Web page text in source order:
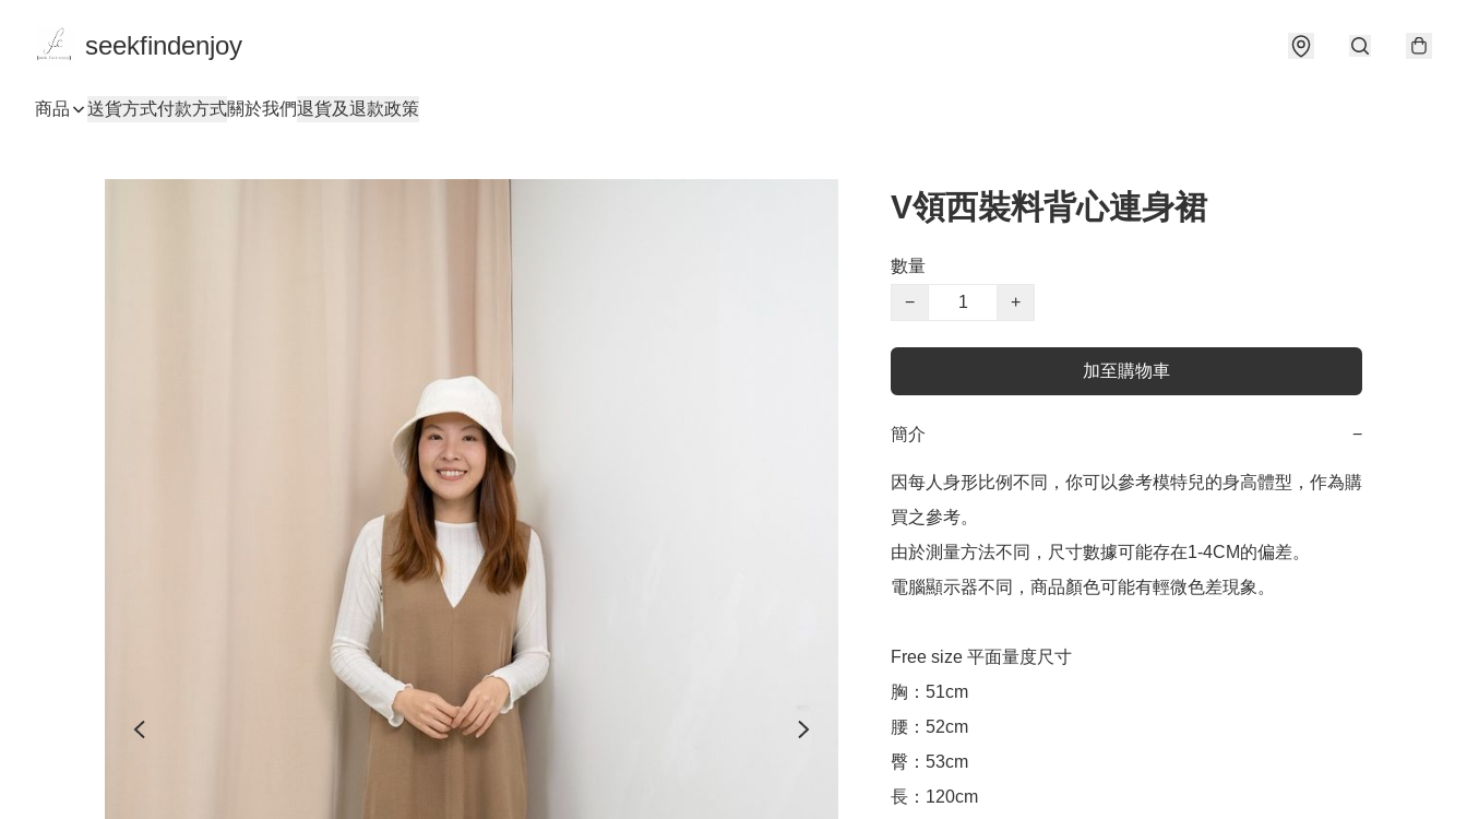
seekfindenjoy
商品 送貨方式付款方式關於我們退貨及退款政策
V領西裝料背心連身裙
數量
−
+
加至購物車
簡介 −
因每人身形比例不同，你可以參考模特兒的身高體型，作為購
買之參考。
由於測量方法不同，尺寸數據可能存在1-4CM的偏差。
電腦顯示器不同，商品顏色可能有輕微色差現象。
Free size 平面量度尺寸
胸：51cm
腰：52cm
臀：53cm
長：120cm